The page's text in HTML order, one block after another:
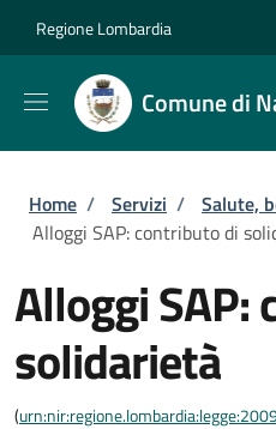
Regione Lombardia
Comune di
Briciole di
Home / Servizi / Salute,
Alloggi SAP: contributo di
Alloggi
solidarietà
(